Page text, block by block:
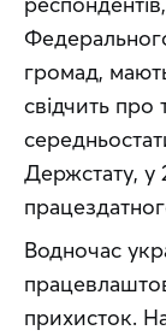
громад,
свідчить про
Держстату, у
Водночас
прихисток.